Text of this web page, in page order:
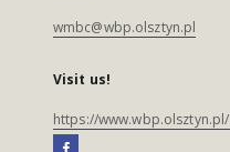
wmbc@wbp.olsztyn.pl
Visit us!
https://www.wbp.olsztyn.pl/